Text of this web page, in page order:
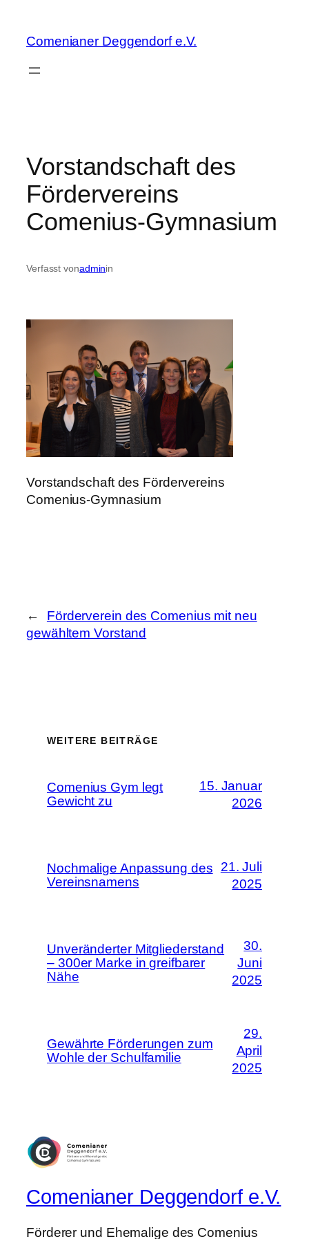
springen
Comenianer Deggendorf e.V.
Vorstandschaft des
Fördervereins
Comenius-Gymnasium
Verfasst vonadminin
Vorstandschaft des Fördervereins
Comenius-Gymnasium
←
Förderverein des Comenius mit neu
gewähltem Vorstand
WEITERE BEITRÄGE
Comenius Gym legt
Gewicht zu
15. Januar
2026
Nochmalige Anpassung des
Vereinsnamens
21. Juli
2025
Unveränderter Mitgliederstand
– 300er Marke in greifbarer
Nähe
30.
Juni
2025
Gewährte Förderungen zum
Wohle der Schulfamilie
29.
April
2025
Comenianer Deggendorf e.V.
Förderer und Ehemalige des Comenius